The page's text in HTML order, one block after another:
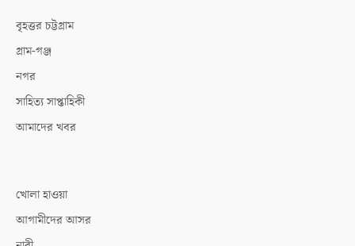
বৃহত্তর চট্টগ্রাম
গ্রাম-গঞ্জ
নগর
সাহিত্য সাপ্তাহিকী
আমাদের খবর
খোলা হাওয়া
আগামীদের আসর